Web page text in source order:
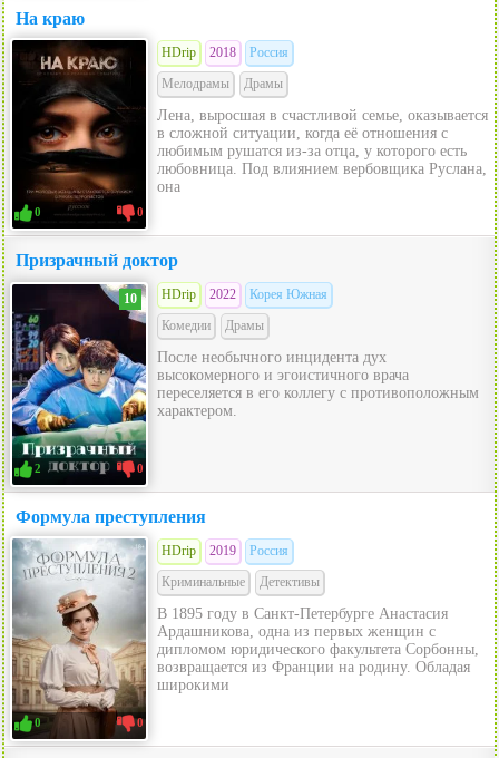
На краю
0 0
HDrip 2018
Россия
Мелодрамы
Драмы
Лена, выросшая в счастливой семье, оказывается
в сложной ситуации, когда её отношения с
любимым рушатся из-за отца, у которого есть
любовница. Под влиянием вербовщика Руслана,
она
Призрачный доктор
10
2 0
HDrip 2022
Корея Южная
Комедии
Драмы
После необычного инцидента дух
высокомерного и эгоистичного врача
переселяется в его коллегу с противоположным
характером.
Формула преступления
0 0
HDrip 2019
Россия
Криминальные
Детективы
В 1895 году в Санкт-Петербурге Анастасия
Ардашникова, одна из первых женщин с
дипломом юридического факультета Сорбонны,
возвращается из Франции на родину. Обладая
широкими